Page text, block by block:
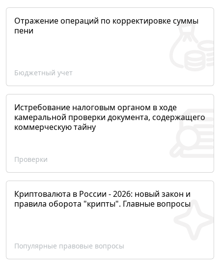
Отражение операций по корректировке суммы
пени
Бюджетный учет
Истребование налоговым органом в ходе
камеральной проверки документа, содержащего
коммерческую тайну
Проверки
Криптовалюта в России - 2026: новый закон и
правила оборота "крипты". Главные вопросы
Популярные правовые вопросы